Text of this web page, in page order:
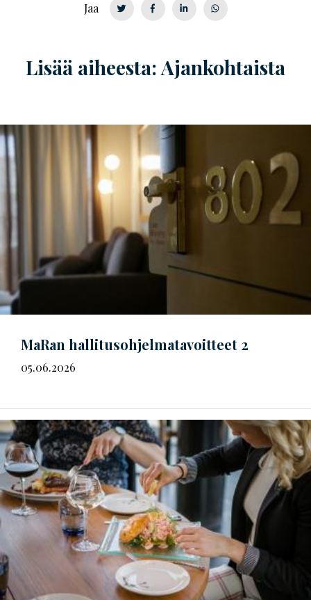
Jaa
Lisää aiheesta: Ajankohtaista
MaRan hal­li­tus­oh­jel­ma­ta­voit­teet 2
05.06.2026